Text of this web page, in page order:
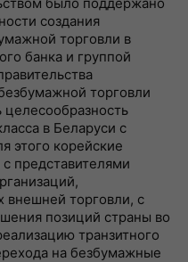
создания
торговли в
банка и группой
торговли
целесообразность
в Беларуси с
этого корейские
представителями
внешней торговли, с
позиций страны во
транзитного
на безбумажные